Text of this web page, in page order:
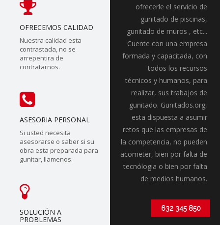
OFRECEMOS CALIDAD
Nuestra calidad esta
contrastada, no se
arrepentira de
contratarnos.
ASESORIA PERSONAL
Si usted necesita
asesorarse o saber si su
obra esta preparada para
gunitar, llamenos.
SOLUCIÓN A
PROBLEMAS
ofrecerle el servicio de
gunitado de piscinas,
gunitado de muros , etc...
Cuente con una empresa
formada y capacitada, con
todos los recursos
técnicos y humanos, para
realizar, sus trabajos de
gunitado. Gunitados.org,
esta dispuesta a asumir
retos que las empresas de
la competencia, no pueden
acometer, bien por falta de
tecnólogia o bien por falta
de medios humanos.
632 345 850